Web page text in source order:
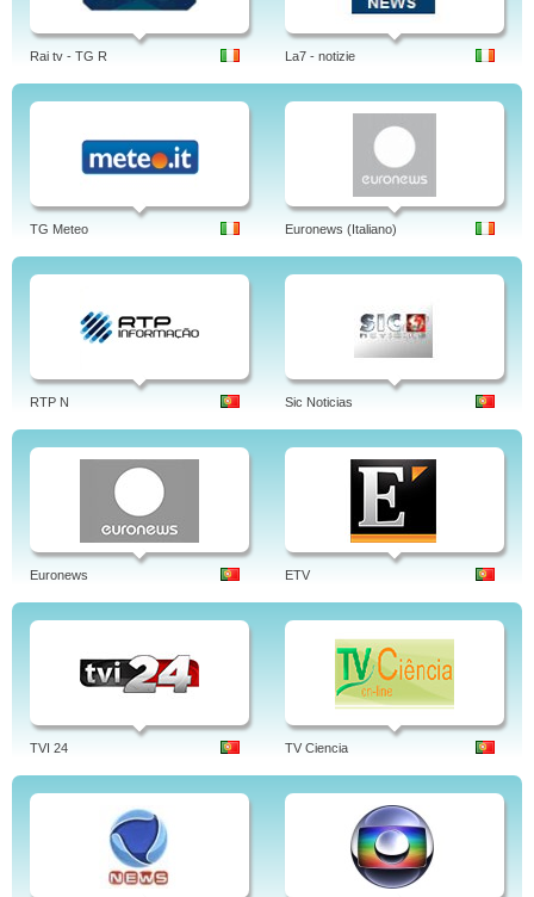
Rai tv - TG R La7 - notizie
TG Meteo Euronews (Italiano)
RTP N Sic Noticias
Euronews ETV
TVI 24 TV Ciencia